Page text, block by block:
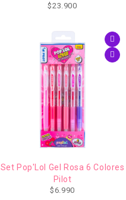
$23.900
Set Pop'Lol Gel Rosa 6 Colores
Pilot
$6.990